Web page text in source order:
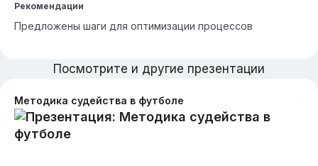
Рекомендации
Предложены шаги для оптимизации процессов
Посмотрите и другие презентации
Методика судейства в футболе